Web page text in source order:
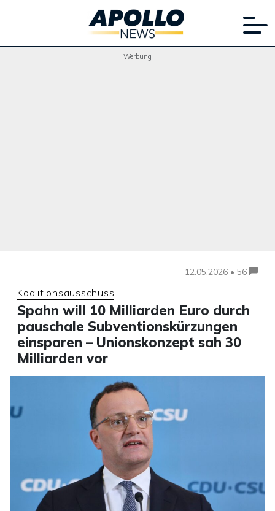
Werbung
12.05.2026 • 56
Koalitionsausschuss
Spahn will 10 Milliarden Euro durch
pauschale Subventionskürzungen
einsparen – Unionskonzept sah 30
Milliarden vor